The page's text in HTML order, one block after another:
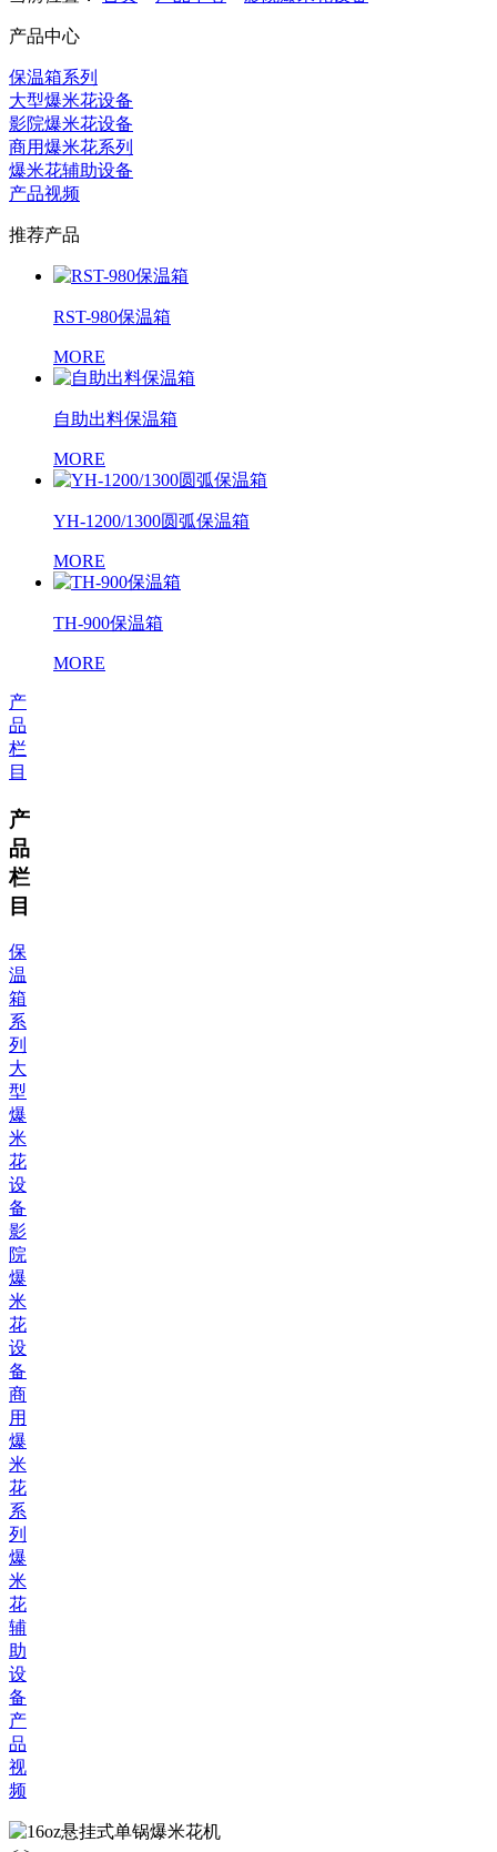
产品中心
保温箱系列
大型爆米花设备
影院爆米花设备
商用爆米花系列
爆米花辅助设备
产品视频
推荐产品
RST-980保温箱
MORE
自助出料保温箱
MORE
YH-1200/1300圆弧保温箱
MORE
TH-900保温箱
MORE
产
品
栏
目
产
品
栏
目
保
温
箱
系
列
大
型
爆
米
花
设
备
影
院
爆
米
花
设
备
商
用
爆
米
花
系
列
爆
米
花
辅
助
设
备
产
品
视
频